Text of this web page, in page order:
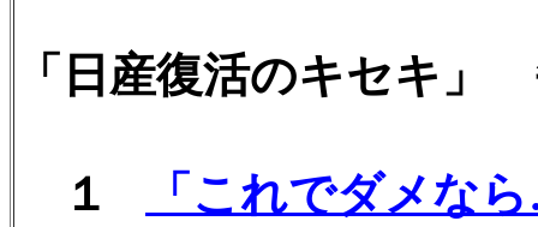
「日産復活のキセキ
１
「これでダメな